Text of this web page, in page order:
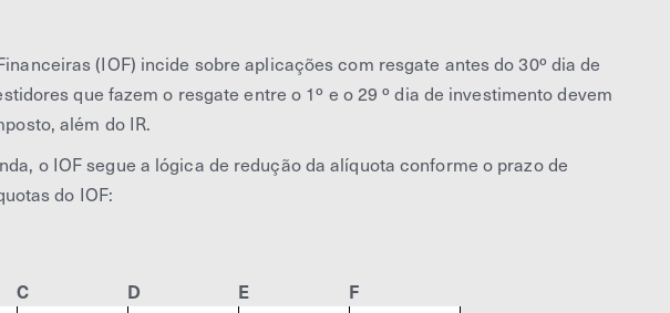
(IOF) incide sobre aplicações com resgate antes do 30º dia de
que fazem o resgate entre o 1º e o 29 º dia de investimento devem
além do IR.
o IOF segue a lógica de redução da alíquota conforme o prazo de
do IOF:
C D E
F